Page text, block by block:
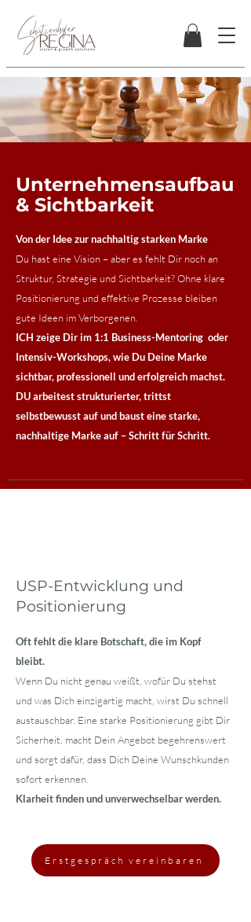
Unternehmensaufbau
& Sichtbarkeit
Von der Idee zur nachhaltig starken Marke
Du hast eine Vision – aber es fehlt Dir noch an
Struktur, Strategie und Sichtbarkeit? Ohne klare
Positionierung und effektive Prozesse bleiben
gute Ideen im Verborgenen.
ICH zeige Dir im 1:1 Business-Mentoring oder
Intensiv-Workshops, wie Du Deine Marke
sichtbar, professionell und erfolgreich machst.
DU arbeitest strukturierter, trittst
selbstbewusst auf und baust eine starke,
nachhaltige Marke auf – Schritt für Schritt.
USP-Entwicklung und
Positionierung
Oft fehlt die klare Botschaft, die im Kopf
bleibt.
Wenn Du nicht genau weißt, wofür Du stehst
und was Dich einzigartig macht, wirst Du schnell
austauschbar. Eine starke Positionierung gibt Dir
Sicherheit, macht Dein Angebot begehrenswert
und sorgt dafür, dass Dich Deine Wunschkunden
sofort erkennen.
Klarheit finden und unverwechselbar werden.
Erstgespräch vereinbaren